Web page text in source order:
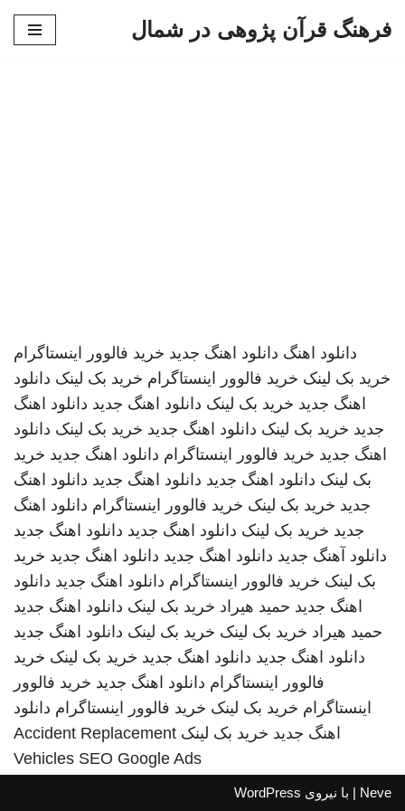
فرهنگ قرآن پژوهی در شمال
دانلود اهنگ دانلود اهنگ جدید خرید فالوور اینستاگرام
خرید بک لینک خرید فالوور اینستاگرام خرید بک لینک دانلود
اهنگ جدید خرید بک لینک دانلود اهنگ جدید دانلود اهنگ
جدید خرید بک لینک دانلود اهنگ جدید خرید بک لینک دانلود
اهنگ جدید خرید فالوور اینستاگرام دانلود اهنگ جدید خرید
بک لینک دانلود اهنگ جدید دانلود اهنگ جدید دانلود اهنگ
جدید خرید بک لینک خرید فالوور اینستاگرام دانلود اهنگ
جدید خرید بک لینک دانلود اهنگ جدید دانلود اهنگ جدید
دانلود آهنگ جدید دانلود اهنگ جدید دانلود اهنگ جدید خرید
بک لینک خرید فالوور اینستاگرام دانلود اهنگ جدید دانلود
اهنگ جدید حمید هیراد خرید بک لینک دانلود اهنگ جدید
حمید هیراد خرید بک لینک خرید بک لینک دانلود اهنگ جدید
دانلود اهنگ جدید دانلود اهنگ جدید خرید بک لینک خرید
فالوور اینستاگرام دانلود اهنگ جدید خرید فالوور
اینستاگرام خرید بک لینک خرید فالوور اینستاگرام دانلود
اهنگ جدید خرید بک لینک Accident Replacement
Vehicles SEO Google Ads
Neve | با نیروی WordPress